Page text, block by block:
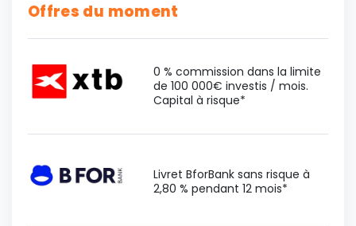
Offres du moment
0 % commission dans la limite
de 100 000€ investis / mois.
Capital à risque*
Livret BforBank sans risque à
2,80 % pendant 12 mois*